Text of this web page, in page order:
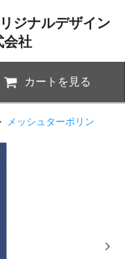
ジナルデザイン
会社
カートを見る
メッシュターポリン